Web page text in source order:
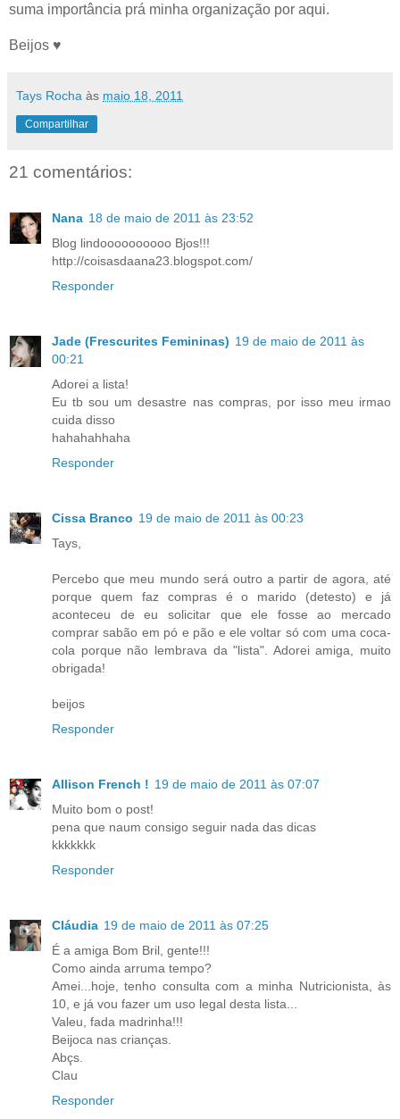
suma importância prá minha organização por aqui.
Beijos ♥
Tays Rocha às maio 18, 2011
Compartilhar
21 comentários:
Nana 18 de maio de 2011 às 23:52
Blog lindoooooooooo Bjos!!!
http://coisasdaana23.blogspot.com/
Responder
Jade (Frescurites Femininas) 19 de maio de 2011 às
00:21
Adorei a lista!
Eu tb sou um desastre nas compras, por isso meu irmao
cuida disso
hahahahhaha
Responder
Cissa Branco 19 de maio de 2011 às 00:23
Tays,
Percebo que meu mundo será outro a partir de agora, até
porque quem faz compras é o marido (detesto) e já
aconteceu de eu solicitar que ele fosse ao mercado
comprar sabão em pó e pão e ele voltar só com uma coca-
cola porque não lembrava da "lista". Adorei amiga, muito
obrigada!
beijos
Responder
Allison French ! 19 de maio de 2011 às 07:07
Muito bom o post!
pena que naum consigo seguir nada das dicas
kkkkkkk
Responder
Cláudia 19 de maio de 2011 às 07:25
É a amiga Bom Bril, gente!!!
Como ainda arruma tempo?
Amei...hoje, tenho consulta com a minha Nutricionista, às
10, e já vou fazer um uso legal desta lista...
Valeu, fada madrinha!!!
Beijoca nas crianças.
Abçs.
Clau
Responder